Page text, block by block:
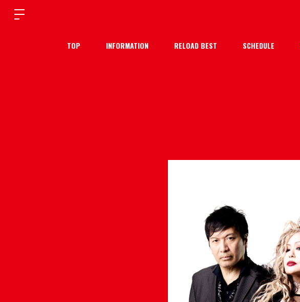
TOP INFORMATION RELOAD BEST SCHEDULE